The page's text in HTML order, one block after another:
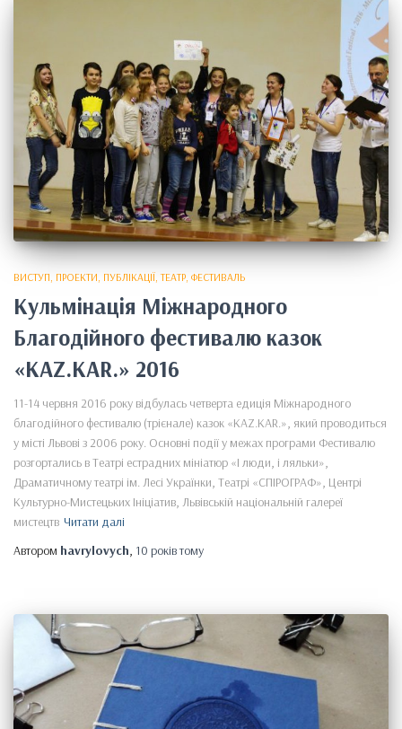
ВИСТУП ПРОЕКТИ ПУБЛІКАЦІЇ ТЕАТР ФЕСТИВАЛЬ
Кульмінація Міжнародного
Благодійного фестивалю казок
«KAZ.KAR.» 2016
11-14 червня 2016 року відбулась четверта едиція Міжнародного
благодійного фестивалю (трієнале) казок «KAZ.KAR.», який проводиться
у місті Львові з 2006 року. Основні події у межах програми Фестивалю
розгортались в Театрі естрадних мініатюр «І люди, і ляльки»,
Драматичному театрі ім. Лесі Українки, Театрі «СПІРОГРАФ», Центрі
Культурно-Мистецьких Ініціатив, Львівській національній галереї
мистецтв Читати далі
Автором havrylovych, 10 роківтому